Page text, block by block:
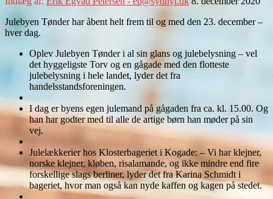
Julebyen Tønder har åbent helt frem til og med den 23. december –
hver dag.
Oplev Julebyen Tønder i al sin glans og julebelysning – vel
det hyggeligste Torv og en gågade med den flotteste
julebelysning i hele landet, lyder det fra
handelsstandsforeningen.
I dag er byens egen julemand på gågaden fra ca. kl. 15.00. Og
han har godter med til alle de artige børn han møder på sin
vej.
Julelækkerier hos Klosterbageriet i Kogade: – Vi har klejner,
norske klejner, kløben, risalamande, og ikke mindre end fire
forskellige slags berliner, lyder det fra Karina Schmidt i
bageriet, hvor man også kan nyde kaffen og kagen på stedet.